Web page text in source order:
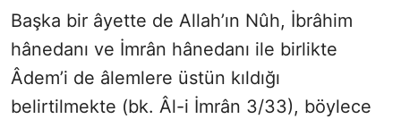
Başka bir âyette de Allah’ın Nûh, İbrâhim
hânedanı ve İmrân hânedanı ile birlikte
Âdem’i de âlemlere üstün kıldığı
belirtilmekte (bk. Âl-i İmrân 3/33), böylece